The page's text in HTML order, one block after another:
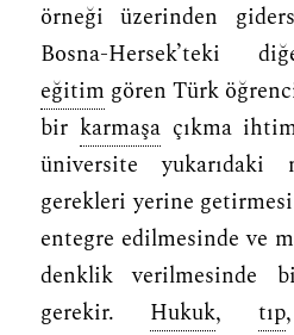
örneği üzerinden
Bosna-Hersek’teki
eğitim gören Türk
bir karmaşaçıkma
üniversite yukarıdaki
gerekleri yerine
entegre edilmesinde ve
denklik verilmesinde
gerekir. Hukuk, tıp